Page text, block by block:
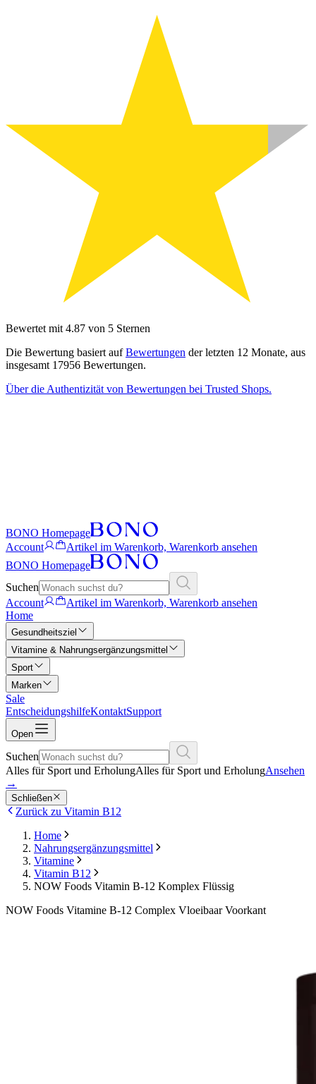
Bewertet mit 4.87 von 5 Sternen
Die Bewertung basiert aufBewertungen der letzten 12 Monate, aus
insgesamt 17956 Bewertungen.
Über die Authentizität von Bewertungen bei Trusted Shops.
BONO Homepage
Account
Artikel im Warenkorb, Warenkorb ansehen
BONO Homepage
Suchen
Account
Artikel im Warenkorb, Warenkorb ansehen
Home
Gesundheitsziel
Vitamine & Nahrungsergänzungsmittel
Sport
Marken
Sale
EntscheidungshilfeKontaktSupport
Open
Suchen
Alles für Sport und ErholungAlles für Sport und ErholungAnsehen
→
Schließen
Zurück zu Vitamin B12
Home
Nahrungsergänzungsmittel
Vitamine
Vitamin B12
NOW Foods Vitamin B-12 Komplex Flüssig
NOW Foods Vitamine B-12 Complex Vloeibaar Voorkant